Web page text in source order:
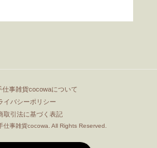
仕事雑貨cocowaについて
イバシーポリシー
取引法に基づく表記
仕事雑貨cocowa. All Rights Reserved.